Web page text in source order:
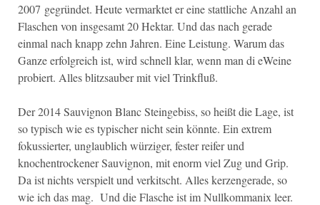
2007 gegründet. Heute vermarktet er eine stattliche Anzahl an
Flaschen von insgesamt 20 Hektar. Und das nach gerade
einmal nach knapp zehn Jahren. Eine Leistung. Warum das
Ganze erfolgreich ist, wird schnell klar, wenn man di eWeine
probiert. Alles blitzsauber mit viel Trinkfluß.
Der 2014 Sauvignon Blanc Steingebiss, so heißt die Lage, ist
so typisch wie es typischer nicht sein könnte. Ein extrem
fokussierter, unglaublich würziger, fester reifer und
knochentrockener Sauvignon, mit enorm viel Zug und Grip.
Da ist nichts verspielt und verkitscht. Alles kerzengerade, so
wie ich das mag. Und die Flasche ist im Nullkommanix leer.